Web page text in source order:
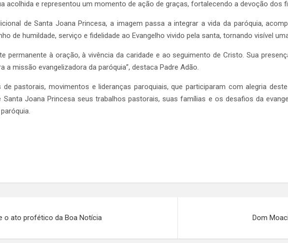
acolhida e representou um momento de ação de graças, fortalecendo a devoção dos
de Santa Joana Princesa, a imagem passa a integrar a vida da paróquia,
de humildade, serviço e fidelidade ao Evangelho vivido pela santa, tornando visível
permanente à oração, à vivência da caridade e ao seguimento de Cristo. Sua
a missão evangelizadora da paróquia”, destaca Padre Adão.
pastorais, movimentos e lideranças paroquiais, que participaram com alegria
Joana Princesa seus trabalhos pastorais, suas famílias e os desafios da
o ato profético da Boa Notícia Dom